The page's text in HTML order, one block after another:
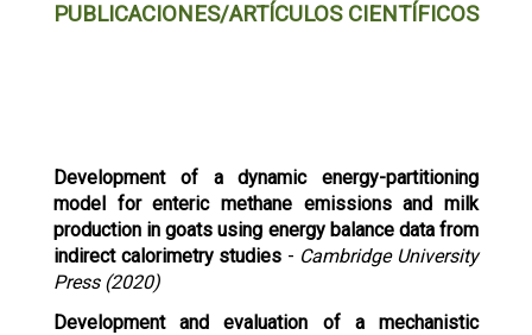
PUBLICACIONES/ARTÍCULOS CIENTÍFICOS
Development of a dynamic energy-partitioning
model for enteric methane emissions and milk
production in goats using energy balance data from
indirect calorimetry studies - Cambridge University
Press (2020)
Development and evaluation of a mechanistic